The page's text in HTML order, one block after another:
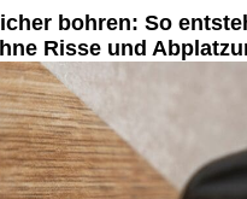
bohren: So
Risse und